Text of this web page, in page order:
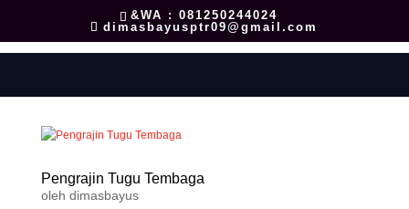
&WA : 081250244024
dimasbayusptr09@gmail.com
Pengrajin Tugu Tembaga
oleh dimasbayus